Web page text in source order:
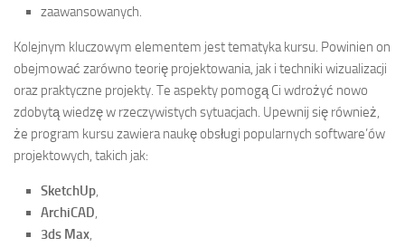
zaawansowanych.
Kolejnym kluczowym elementem jest tematyka kursu. Powinien on
obejmować zarówno teorię projektowania, jak i techniki wizualizacji
oraz praktyczne projekty. Te aspekty pomogą Ci wdrożyć nowo
zdobytą wiedzę w rzeczywistych sytuacjach. Upewnij się również,
że program kursu zawiera naukę obsługi popularnych software’ów
projektowych, takich jak:
SketchUp,
ArchiCAD,
3ds Max,